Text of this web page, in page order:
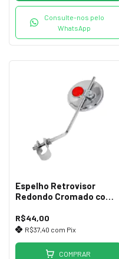
Consulte-nos pelo
WhatsApp
Espelho Retrovisor
Redondo Cromado com
R$44,00
R$37,40 com Pix
COMPRAR